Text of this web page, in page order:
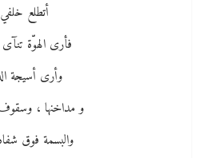
أتطلع خلفي
فأرى الهوّة
وأرى أسيجة
و مداخنها ،
والبسمة فوق